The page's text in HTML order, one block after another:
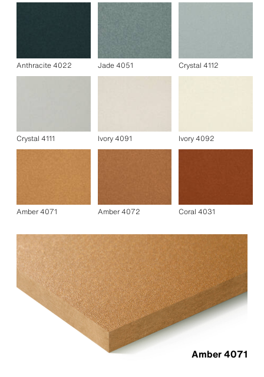
Amber 4071
Anthracite 4022 Jade 4051 Crystal 4112
Crystal 4111 Ivory 4091 Ivory 4092
Amber 4071 Amber 4072 Coral 4031